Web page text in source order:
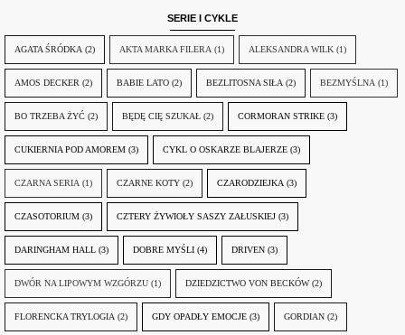
SERIE I CYKLE
AGATA ŚRÓDKA (2) AKTA MARKA FILERA (1) ALEKSANDRA WILK (1)
AMOS DECKER (2) BABIE LATO (2) BEZLITOSNA SIŁA (2) BEZMYŚLNA (1)
BO TRZEBA ŻYĆ (2) BĘDĘ CIĘ SZUKAŁ (2) CORMORAN STRIKE (3)
CUKIERNIA POD AMOREM (3) CYKL O OSKARZE BLAJERZE (3)
CZARNA SERIA (1) CZARNE KOTY (2) CZARODZIEJKA (3)
CZASOTORIUM (3) CZTERY ŻYWIOŁY SASZY ZAŁUSKIEJ (3)
DARINGHAM HALL (3) DOBRE MYŚLI (4) DRIVEN (3)
DWÓR NA LIPOWYM WZGÓRZU (1) DZIEDZICTWO VON BECKÓW (2)
FLORENCKA TRYLOGIA (2) GDY OPADŁY EMOCJE (3) GORDIAN (2)